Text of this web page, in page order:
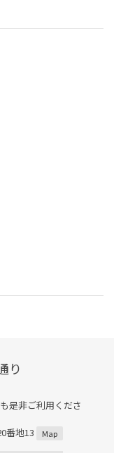
り
是非ご利用くださ
番地13
Map